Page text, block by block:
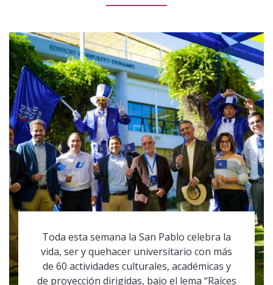
Toda esta semana la San Pablo celebra la
vida, ser y quehacer universitario con más
de 60 actividades culturales, académicas y
de proyección dirigidas, bajo el lema “Raíces